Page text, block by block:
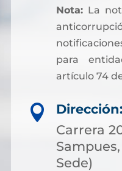
Nota:La
para
artículo 74 de

Dirección:
Carrera
Sede)